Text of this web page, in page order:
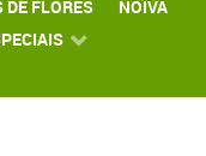
DE FLORES
NOIVA